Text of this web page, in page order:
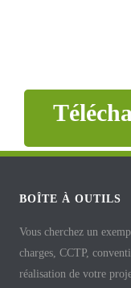
BOÎTE À OUTILS
Vous cherchez un
charges, CCTP,
réalisation de votre